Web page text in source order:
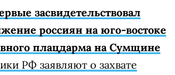
засвидетельствовал
россиян на юго-востоке
плацдарма на Сумщине
РФ заявляют о захвате